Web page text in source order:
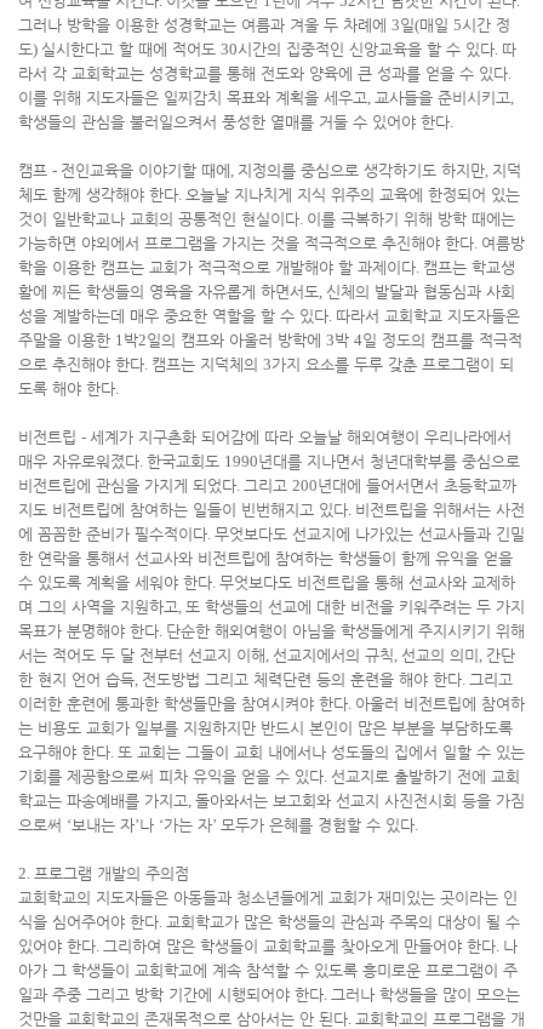
그러나 방학을 이용한 성경학교는 여름과 겨울 두 차례에 3일(매일 5시간 정
도) 실시한다고 할 때에 적어도 30시간의 집중적인 신앙교육을 할 수 있다. 따
라서 각 교회학교는 성경학교를 통해 전도와 양육에 큰 성과를 얻을 수 있다.
이를 위해 지도자들은 일찌감치 목표와 계획을 세우고, 교사들을 준비시키고,
학생들의 관심을 불러일으켜서 풍성한 열매를 거둘 수 있어야 한다.
캠프 - 전인교육을 이야기할 때에 , 지정의를 중심으로 생각하기도 하지만, 지덕
체도 함께 생각해야 한다. 오늘날 지나치게 지식 위주의 교육에 한정되어 있는
것이 일반학교나 교회의 공통적인 현실이다. 이를 극복하기 위해 방학 때에는
가능하면 야외에서 프로그램을 가지는 것을 적극적으로 추진해야 한다. 여름방
학을 이용한 캠프는 교회가 적극적으로 개발해야 할 과제이다. 캠프는 학교생
활에 찌든 학생들의 영육을 자유롭게 하면서도, 신체의 발달과 협동심과 사회
성을 계발하는데 매우 중요한 역할을 할 수 있다. 따라서 교회학교 지도자들은
주말을 이용한 1박2일의 캠프와 아울러 방학에 3박 4일 정도의 캠프를 적극적
으로 추진해야 한다. 캠프는 지덕체의 3가지 요소를 두루 갖춘 프로그램이 되
도록 해야 한다.
비전트립 - 세계가 지구촌화 되어감에 따라 오늘날 해외여행이 우리나라에서
매우 자유로워졌다. 한국교회도 1990년대를 지나면서 청년대학부를 중심으로
비전트립에 관심을 가지게 되었다. 그리고 200년대에 들어서면서 초등학교까
지도 비전트립에 참여하는 일들이 빈번해지고 있다. 비전트립을 위해서는 사전
에 꼼꼼한 준비가 필수적이다. 무엇보다도 선교지에 나가있는 선교사들과 긴밀
한 연락을 통해서 선교사와 비전트립에 참여하는 학생들이 함께 유익을 얻을
수 있도록 계획을 세워야 한다. 무엇보다도 비전트립을 통해 선교사와 교제하
며 그의 사역을 지원하고, 또 학생들의 선교에 대한 비전을 키워주려는 두 가지
목표가 분명해야 한다. 단순한 해외여행이 아님을 학생들에게 주지시키기 위해
서는 적어도 두 달 전부터 선교지 이해 , 선교지에서의 규칙, 선교의 의미 , 간단
한 현지 언어 습득, 전도방법 그리고 체력단련 등의 훈련을 해야 한다. 그리고
이러한 훈련에 통과한 학생들만을 참여시켜야 한다. 아울러 비전트립에 참여하
는 비용도 교회가 일부를 지원하지만 반드시 본인이 많은 부분을 부담하도록
요구해야 한다. 또 교회는 그들이 교회 내에서나 성도들의 집에서 일할 수 있는
기회를 제공함으로써 피차 유익을 얻을 수 있다. 선교지로 출발하기 전에 교회
학교는 파송예배를 가지고, 돌아와서는 보고회와 선교지 사진전시회 등을 가짐
으로써 ‘보내는 자’나 ‘가는 자’ 모두가 은혜를 경험할 수 있다.
2. 프로그램 개발의 주의점
교회학교의 지도자들은 아동들과 청소년들에게 교회가 재미있는 곳이라는 인
식을 심어주어야 한다. 교회학교가 많은 학생들의 관심과 주목의 대상이 될 수
있어야 한다. 그리하여 많은 학생들이 교회학교를 찾아오게 만들어야 한다. 나
아가 그 학생들이 교회학교에 계속 참석할 수 있도록 흥미로운 프로그램이 주
일과 주중 그리고 방학 기간에 시행되어야 한다. 그러나 학생들을 많이 모으는
것만을 교회학교의 존재목적으로 삼아서는 안 된다. 교회학교의 프로그램을 개